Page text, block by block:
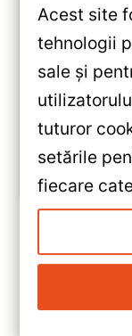
Recenzie
Analiză
Android 10,
10.2″, DSP
Acest site
tehnologii
sale și
tuturor
setările
fiecare